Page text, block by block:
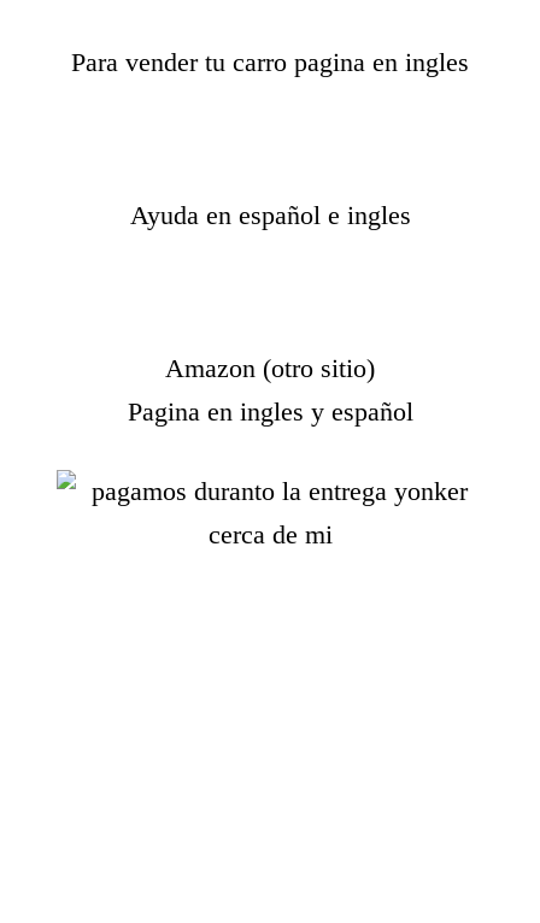
Para vender tu carro pagina en ingles
Ayuda en español e ingles
Amazon (otro sitio)
Pagina en ingles y español